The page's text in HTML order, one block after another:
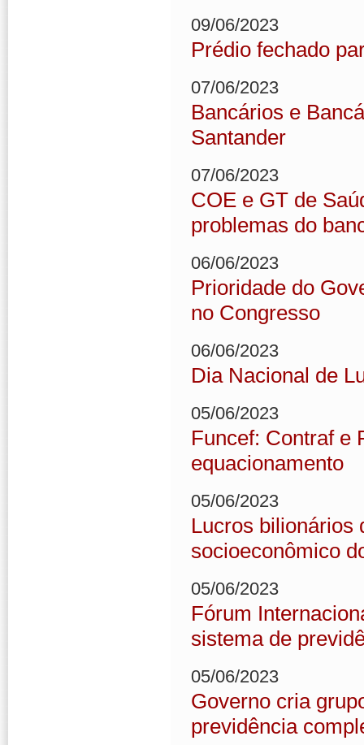
09/06/2023
Prédio fechado
07/06/2023
Bancários e
Santander
07/06/2023
COE e GT de
problemas do
06/06/2023
Prioridade do
no Congresso
06/06/2023
Dia Nacional de
05/06/2023
Funcef: Contraf e
equacionamento
05/06/2023
Lucros bilionários
socioeconômico
05/06/2023
Fórum
sistema de
05/06/2023
Governo cria
previdência